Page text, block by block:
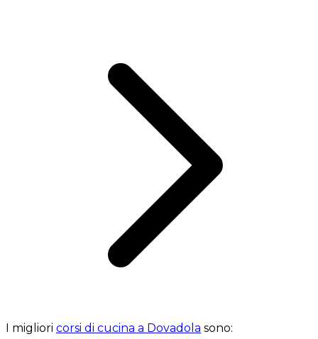
I migliori corsi di cucina a Dovadola sono: